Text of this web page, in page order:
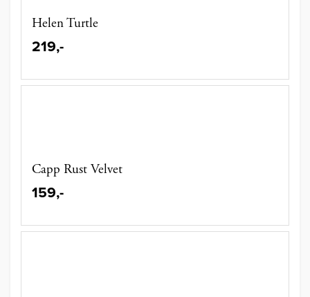
Helen Turtle
219,-
Capp Rust Velvet
159,-